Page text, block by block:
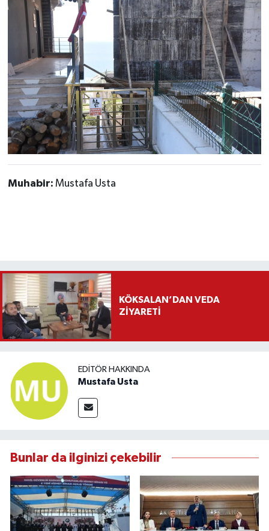
Muhabir: Mustafa Usta
KÖKSALAN’DAN VEDA
ZİYARETİ
EDITÖR HAKKINDA
Mustafa Usta
Bunlar da ilginizi çekebilir